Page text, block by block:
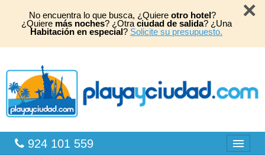
×
No encuentra lo que busca, ¿Quiere otro hotel?
¿Quiere más noches? ¿Otra ciudad de salida? ¿Una
Habitación en especial? Solicite su presupuesto.
924 101 559